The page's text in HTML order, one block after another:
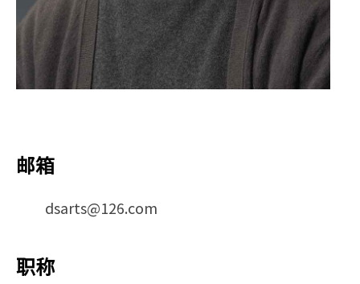
邮箱
dsarts@126.com
职称